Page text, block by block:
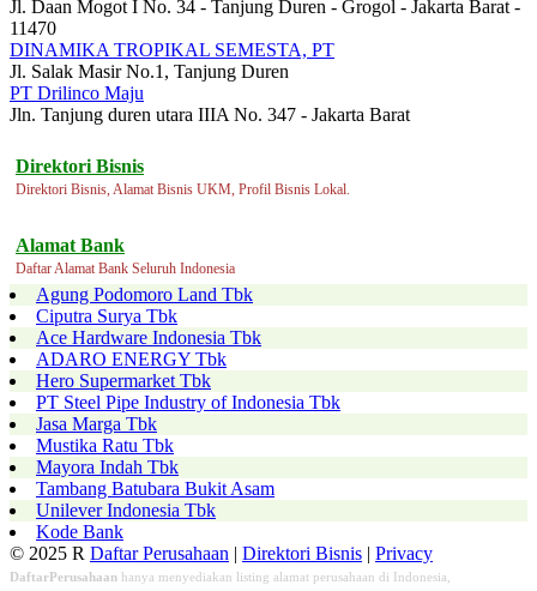
Jl. Daan Mogot I No. 34 - Tanjung Duren - Grogol - Jakarta Barat -
11470
DINAMIKA TROPIKAL SEMESTA, PT
Jl. Salak Masir No.1, Tanjung Duren
PT Drilinco Maju
Jln. Tanjung duren utara IIIA No. 347 - Jakarta Barat
Direktori Bisnis
Direktori Bisnis, Alamat Bisnis UKM, Profil Bisnis Lokal.
Alamat Bank
Daftar Alamat Bank Seluruh Indonesia
Agung Podomoro Land Tbk
Ciputra Surya Tbk
Ace Hardware Indonesia Tbk
ADARO ENERGY Tbk
Hero Supermarket Tbk
PT Steel Pipe Industry of Indonesia Tbk
Jasa Marga Tbk
Mustika Ratu Tbk
Mayora Indah Tbk
Tambang Batubara Bukit Asam
Unilever Indonesia Tbk
Kode Bank
© 2025 R Daftar Perusahaan | Direktori Bisnis | Privacy
DaftarPerusahaan hanya menyediakan listing alamat perusahaan di Indonesia,